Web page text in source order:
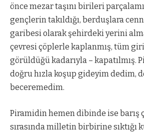
önce mezar taşını birileri
gençlerin takıldığı, berduşlara
garibesi olarak şehirdeki yerini
çevresi çöplerle kaplanmış, tüm
görüldüğü kadarıyla – kapatılmış.
doğru hızla koşup gideyim dedim,
beceremedim.
Piramidin hemen dibinde ise barış
sırasında milletin birbirine sıktığı